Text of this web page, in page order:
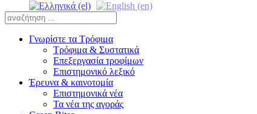
Γνωρίστε τα Τρόφιμα
Τρόφιμα & Συστατικά
Επεξεργασία τροφίμων
Επιστημονικό λεξικό
Έρευνα & καινοτομία
Επιστημονικά νέα
Τα νέα της αγοράς